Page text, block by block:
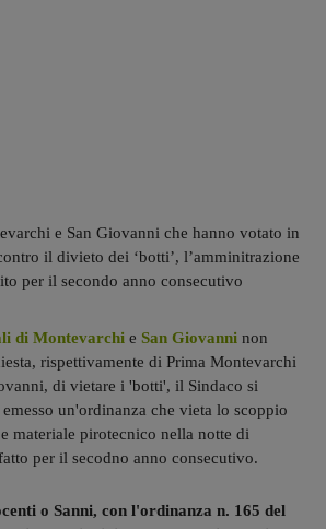
e San Giovanni che hanno votato in
il divieto dei ‘botti’, l’amminitrazione
per il secondo anno consecutivo
di Montevarchi e San Giovanni non
rispettivamente di Prima Montevarchi
di vietare i 'botti', il Sindaco si
un'ordinanza che vieta lo scoppio
materiale pirotecnico nella notte di
per il secodno anno consecutivo.
o Sanni, con l'ordinanza n. 165 del